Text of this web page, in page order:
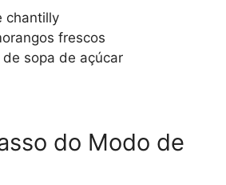
chantilly
frescos
de sopa de açúcar
do Modo de